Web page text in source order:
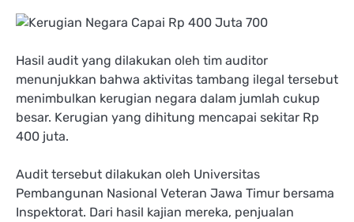
Hasil audit yang dilakukan oleh tim auditor
menunjukkan bahwa aktivitas tambang ilegal tersebut
menimbulkan kerugian negara dalam jumlah cukup
besar. Kerugian yang dihitung mencapai sekitar Rp
400 juta.
Audit tersebut dilakukan oleh Universitas
Pembangunan Nasional Veteran Jawa Timur bersama
Inspektorat. Dari hasil kajian mereka, penjualan